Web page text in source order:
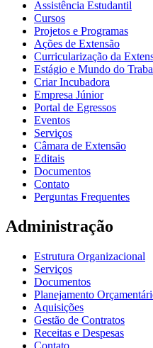
Assistência Estudantil
Cursos
Projetos e Programas
Ações de Extensão
Curricularização da
Estágio e Mundo do
Criar Incubadora
Empresa Júnior
Portal de Egressos
Eventos
Serviços
Câmara de Extensão
Editais
Documentos
Contato
Perguntas Frequentes
Administração
Estrutura Organizacional
Serviços
Documentos
Planejamento
Aquisições
Gestão de Contratos
Receitas e Despesas